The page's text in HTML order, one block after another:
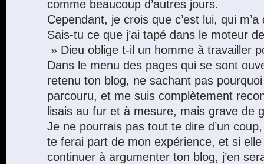
comme beaucoup d’autres jours.
Cependant, je crois que c’est lui, qui
Sais-tu ce que j’ai tapé dans le moteur
» Dieu oblige t-il un homme à travailler
Dans le menu des pages qui se sont
retenu ton blog, ne sachant pas
parcouru, et me suis complètement
lisais au fur et à mesure, mais grave de
Je ne pourrais pas tout te dire d’un
te ferai part de mon expérience, et si
continuer à argumenter ton blog, j’en